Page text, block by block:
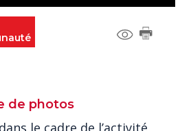
de photos
le cadre de l’activité